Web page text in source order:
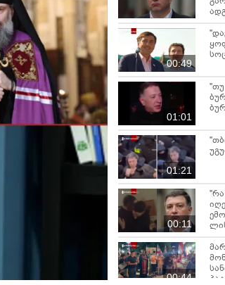
ორ
00:49
01:01
01:21
00:11
00:44